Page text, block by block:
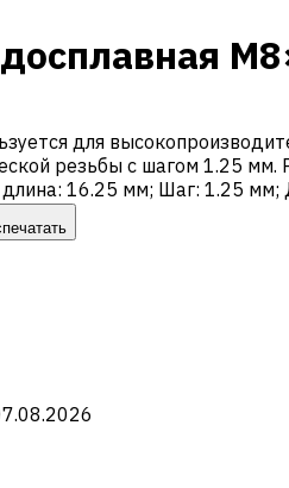
для
резьбы с шагом 1.25
длина: 16.25 мм; Шаг: 1.25